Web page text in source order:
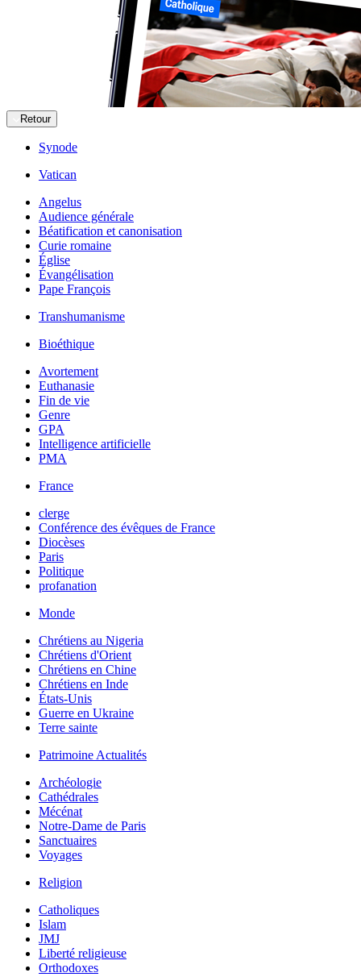
Retour
Synode
Vatican
Angelus
Audience générale
Béatification et canonisation
Curie romaine
Église
Évangélisation
Pape François
Transhumanisme
Bioéthique
Avortement
Euthanasie
Fin de vie
Genre
GPA
Intelligence artificielle
PMA
France
clerge
Conférence des évêques de France
Diocèses
Paris
Politique
profanation
Monde
Chrétiens au Nigeria
Chrétiens d'Orient
Chrétiens en Chine
Chrétiens en Inde
États-Unis
Guerre en Ukraine
Terre sainte
Patrimoine Actualités
Archéologie
Cathédrales
Mécénat
Notre-Dame de Paris
Sanctuaires
Voyages
Religion
Catholiques
Islam
JMJ
Liberté religieuse
Orthodoxes